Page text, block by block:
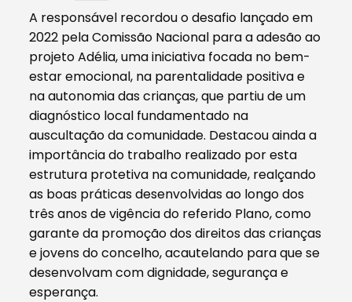
A responsável recordou o desafio lançado em
2022 pela Comissão Nacional para a adesão ao
projeto Adélia, uma iniciativa focada no bem-
estar emocional, na parentalidade positiva e
na autonomia das crianças, que partiu de um
diagnóstico local fundamentado na
auscultação da comunidade. Destacou ainda a
importância do trabalho realizado por esta
estrutura protetiva na comunidade, realçando
as boas práticas desenvolvidas ao longo dos
três anos de vigência do referido Plano, como
garante da promoção dos direitos das crianças
e jovens do concelho, acautelando para que se
desenvolvam com dignidade, segurança e
esperança.